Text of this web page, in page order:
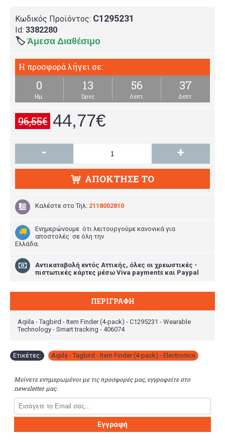
Κωδικός Προϊόντος: C1295231
Id: 3382280
🏷️ Άμεσα Διαθέσιμο
Η προσφορά λήγει σε:
0
Ημ.
13
Ώρες
56
Λεπτ.
37
Δεπτ.
96,55€ 44,77€
- +
ΑΠΌΚΤΗΣΕ ΤΟ
Καλέστε στοΤηλ: 2118002810
Ενημερώνουμε ότι λειτουργούμε κανονικά για
αποστολές σε όλη την
Ελλάδα.
Aντικαταβολή εντός Αττικής, όλες οι χρεωστικές -
πιστωτικές κάρτες μέσω Viva payments και Paypal
ΠΕΡΙΓΡΑΦΉ
Aqiila - Tagbird - Item Finder (4-pack) - C1295231 - Wearable
Technology - Smart tracking - 406074
Ετικέτες: Aqiila - Tagbird - Item Finder (4-pack) - Electronics
Μείνετε ενημερωμένοι με τις προσφορές μας, εγγραφείτε στο
newsletter μας.
Εγγραφή